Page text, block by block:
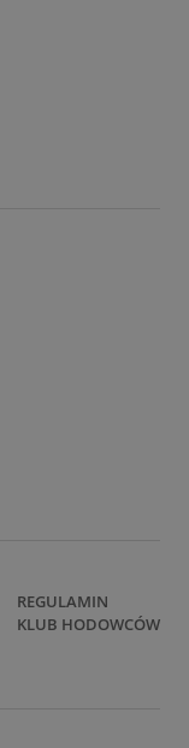
REGULAMIN
KLUB HODOWCÓW